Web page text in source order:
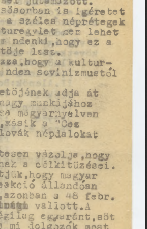
is  Ígéretet
a  széles  nénré^egek
n efleb et
d ^ k i.h S iy   ez  a
lssz.
^ kultur-
sovinizmustól
adja át
-sunkMához
^a^var^elv^
a  ''Cet
népdalokat
vázol-sa  ma-v
a célkitűzései.
J^yaí
állandóan
j "S^abr
valíott.A
egzarírt sSt